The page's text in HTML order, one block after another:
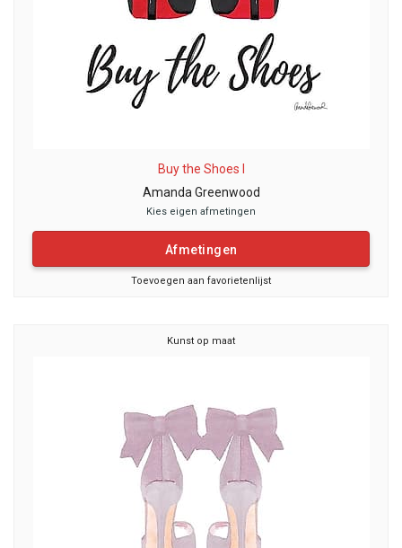
Buy the Shoes I
Amanda Greenwood
Kies eigen afmetingen
Afmetingen
Toevoegen aan favorietenlijst
Kunst op maat